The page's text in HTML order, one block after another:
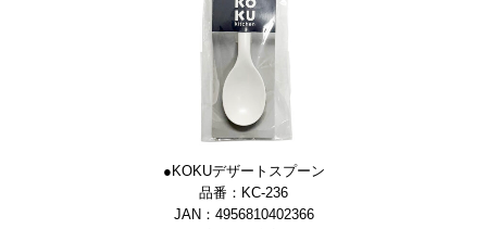
●KOKUデザートスプーン
品番：KC-236
JAN：4956810402366